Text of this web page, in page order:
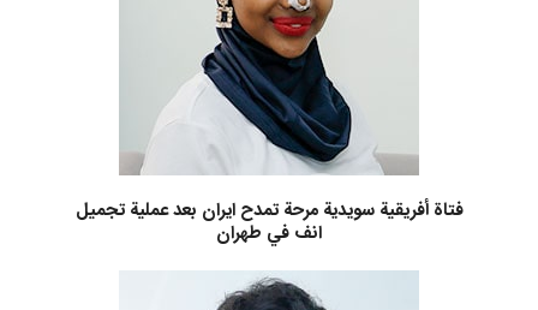
فتاة أفريقية سويدية مرحة تمدح ايران بعد عملية تجميل
انف في طهران